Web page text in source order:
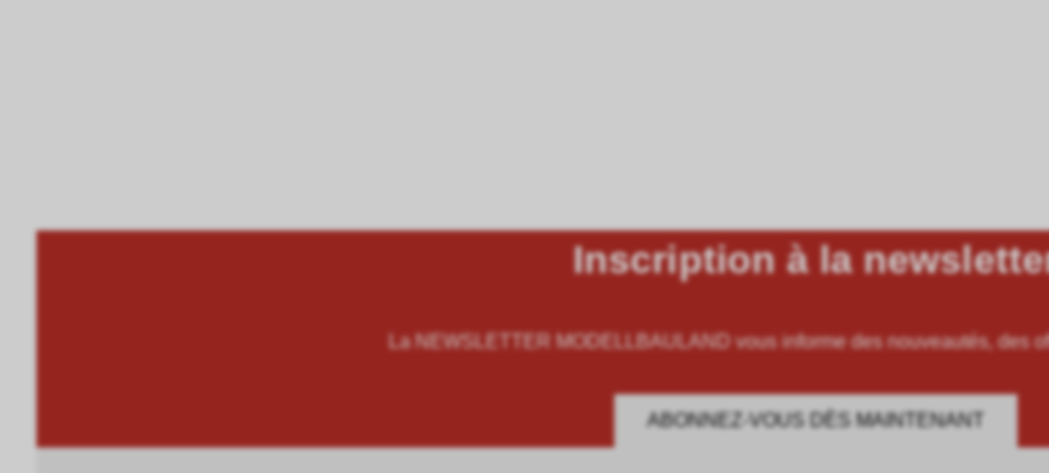
Inscription à la
La NEWSLETTER MODELLBAULAND vous informe des nouveautés, des
ABONNEZ-VOUS DÈS MAINTENANT